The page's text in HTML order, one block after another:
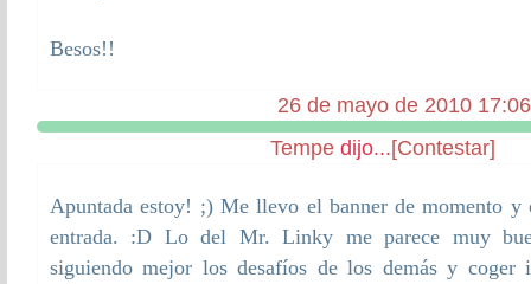
Besos!!
26 de mayo de 2010 17:06
Tempedijo...[Contestar]
Apuntada estoy! ;) Me llevo el banner de momento y
entrada. :D Lo del Mr. Linky me parece muy
siguiendo mejor los desafíos de los demás y coger